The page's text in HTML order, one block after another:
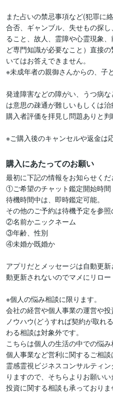
また占いの禁忌事項など(犯罪に
合否、ギャンブル、失せもの探
ること、故人、霊障や心霊現象
ど専門知識が必要なこと）直接
いてはお答えできません。
※未成年者の親御さんからの、子
発達障害などの障がい、うつ病
は意思の疎通が難しいもしくは治
購入者評価を拝見し問題ありと判
※ご購入後のキャンセルや返金は
購入にあたってのお願い
最初に下記の情報をお知らせくだ
①ご希望のチャット鑑定開始時間
待機時間中は、即時鑑定可能。
その他のご予約は待機予定を参照
②名前かニックネーム
③年齢、性別
④未婚か既婚か
アプリだとメッセージは自動更
動更新されないのでマメにリロー
※個人の悩み相談に限ります。
会社の経営や個人事業の運営や
ノウハウ(どうすれば契約が取れ
わる相談は対象外です。
こちらは個人の生活の中での悩
個人事業など営利に関するご相談
霊感霊視ビジネスコンサルティ
りますので、そちらよりお願いい
投資に関する相談も承っておりま